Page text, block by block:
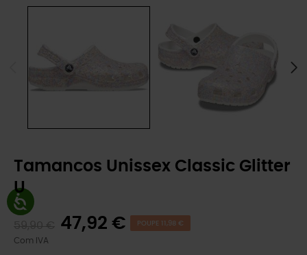
Tamancos Unissex Classic Glitter
U
47,92 € POUPE 11,98 €
Com IVA